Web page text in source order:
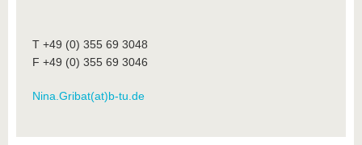
T +49 (0) 355 69 3048
F +49 (0) 355 69 3046
Nina.Gribat(at)b-tu.de